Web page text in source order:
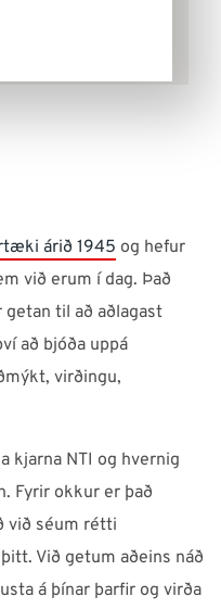
árið 1945 og hefur
við erum í dag. Það
til að aðlagast
að bjóða uppá
virðingu,
kjarna NTI og hvernig
Fyrir okkur er það
við séum rétti
Við getum aðeins náð
á þínar þarfir og virða